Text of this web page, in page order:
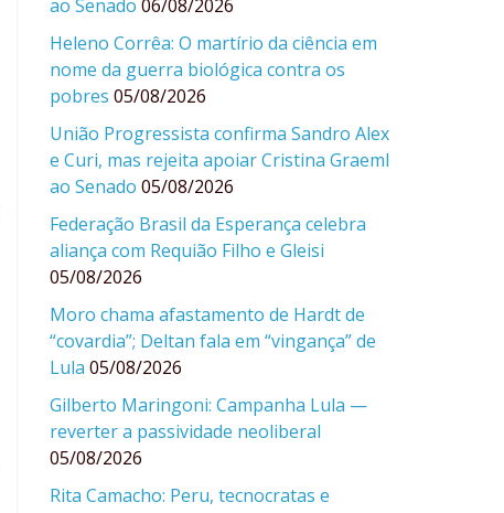
ao Senado 06/08/2026
Heleno Corrêa: O martírio da ciência em
nome da guerra biológica contra os
pobres 05/08/2026
União Progressista confirma Sandro Alex
e Curi, mas rejeita apoiar Cristina Graeml
ao Senado 05/08/2026
Federação Brasil da Esperança celebra
aliança com Requião Filho e Gleisi
05/08/2026
Moro chama afastamento de Hardt de
“covardia”; Deltan fala em “vingança” de
Lula 05/08/2026
Gilberto Maringoni: Campanha Lula —
reverter a passividade neoliberal
05/08/2026
Rita Camacho: Peru, tecnocratas e